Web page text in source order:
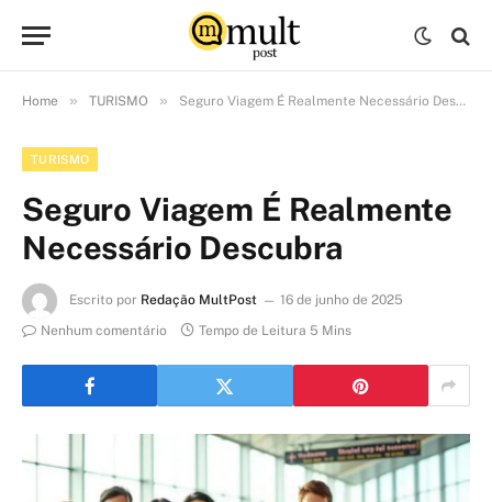
Home » TURISMO » Seguro Viagem É Realmente Necessário Descubra
TURISMO
Seguro Viagem É Realmente
Necessário Descubra
Escrito por Redação MultPost
16 de junho de 2025
Nenhum comentário
Tempo de Leitura 5 Mins